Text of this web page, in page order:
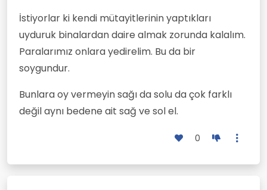
İstiyorlar ki kendi mütayitlerinin yaptıkları
uyduruk binalardan daire almak zorunda kalalım.
Paralarımız onlara yedirelim. Bu da bir
soygundur.
Bunlara oy vermeyin sağı da solu da çok farklı
değil aynı bedene ait sağ ve sol el.
0